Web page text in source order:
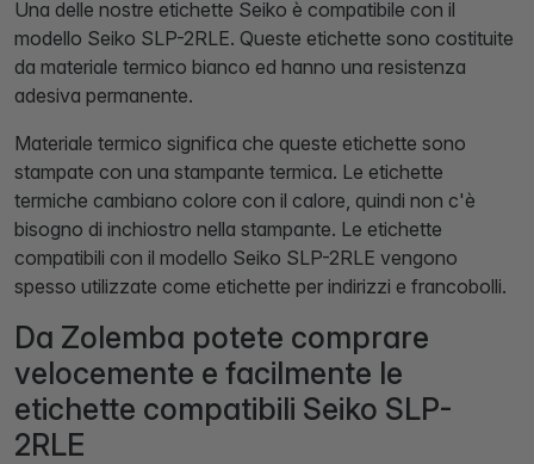
Una delle nostre etichette Seiko è compatibile con il
modello Seiko SLP-2RLE. Queste etichette sono costituite
da materiale termico bianco ed hanno una resistenza
adesiva permanente.
Materiale termico significa che queste etichette sono
stampate con una stampante termica. Le etichette
termiche cambiano colore con il calore, quindi non c'è
bisogno di inchiostro nella stampante. Le etichette
compatibili con il modello Seiko SLP-2RLE vengono
spesso utilizzate come etichette per indirizzi e francobolli.
Da Zolemba potete comprare
velocemente e facilmente le
etichette compatibili Seiko SLP-
2RLE